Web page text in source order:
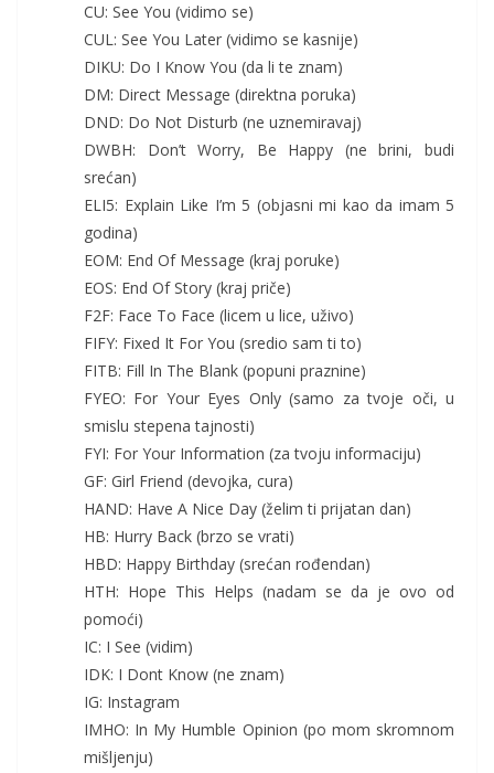
CU: See You (vidimo se)
CUL: See You Later (vidimo se kasnije)
DIKU: Do I Know You (da li te znam)
DM: Direct Message (direktna poruka)
DND: Do Not Disturb (ne uznemiravaj)
DWBH: Don’t Worry, Be Happy (ne brini, budi
srećan)
ELI5: Explain Like I’m 5 (objasni mi kao da imam 5
godina)
EOM: End Of Message (kraj poruke)
EOS: End Of Story (kraj priče)
F2F: Face To Face (licem u lice, uživo)
FIFY: Fixed It For You (sredio sam ti to)
FITB: Fill In The Blank (popuni praznine)
FYEO: For Your Eyes Only (samo za tvoje oči, u
smislu stepena tajnosti)
FYI: For Your Information (za tvoju informaciju)
GF: Girl Friend (devojka, cura)
HAND: Have A Nice Day (želim ti prijatan dan)
HB: Hurry Back (brzo se vrati)
HBD: Happy Birthday (srećan rođendan)
HTH: Hope This Helps (nadam se da je ovo od
pomoći)
IC: I See (vidim)
IDK: I Dont Know (ne znam)
IG: Instagram
IMHO: In My Humble Opinion (po mom skromnom
mišljenju)